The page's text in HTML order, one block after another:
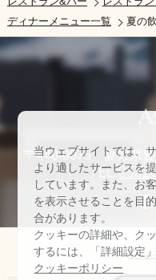
ディナーメニュー一覧
夏の
〒440-0075 愛知県豊
TEL:
ク
当ウェブサイトでは、
より適したサービスを
しています。また、お
を表示させることを目
合があります。
クッキーの詳細や、ク
するには、「詳細設定
クッキーポリシー